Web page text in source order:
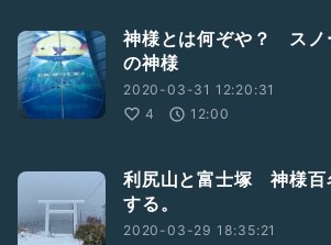
神様とは何ぞや？ スノ
の神様
2020-03-31 12:20:31
4
12:00
利尻山と富士塚 神様百
する。
2020-03-29 18:35:21